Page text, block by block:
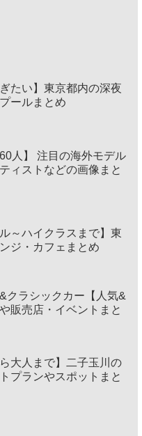
たい】東京都内の深夜
ールまとめ
60人】 注目の海外モデル
ィストなどの画像まと
～ハイクラスまで】東
ジ・カフェまとめ
クラシックカー【人気&
販売店・イベントまと
ら大人まで】二子玉川の
プランやスポットまと